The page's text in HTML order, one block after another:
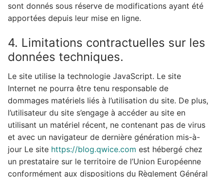
sont donnés sous réserve de modifications ayant été
apportées depuis leur mise en ligne.
4. Limitations contractuelles sur les
données techniques.
Le site utilise la technologie JavaScript. Le site
Internet ne pourra être tenu responsable de
dommages matériels liés à l’utilisation du site. De plus,
l’utilisateur du site s’engage à accéder au site en
utilisant un matériel récent, ne contenant pas de virus
et avec un navigateur de dernière génération mis-à-
jour Le site https://blog.qwice.com est hébergé chez
un prestataire sur le territoire de l’Union Européenne
conformément aux dispositions du Règlement Général